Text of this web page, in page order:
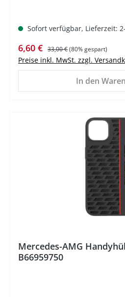
Sofort verfügbar, Lieferzeit:
Verkaufspreis:
6,60 € Regulärer Preis:
33,00 €(80% gespart)
Preise inkl. MwSt. zzgl.
In den
Mercedes-AMG
B66959750